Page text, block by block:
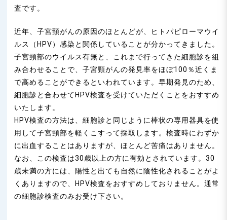
査です。
近年、子宮頸がんの原因のほとんどが、ヒトパピローマウイ
ルス（HPV）感染と関係していることが分かってきました。
子宮頸部のウイルス有無と、これまで行ってきた細胞診を組
み合わせることで、子宮頸がんの発見率をほぼ100％近くま
で高めることができるといわれています。早期発見のため、
細胞診と合わせてHPV検査を受けていただくことをおすすめ
いたします。
HPV検査の方法は、細胞診と同じように棒状の専用器具を使
用して子宮頸部を軽くこすって採取します。検査時にわずか
に出血することはありますが、ほとんど苦痛はありません。
なお、この検査は30歳以上の方に有効とされています。30
歳未満の方には、陽性と出ても自然に陰性化されることがよ
くありますので、HPV検査をおすすめしておりません。通常
の細胞診検査のみお受け下さい。